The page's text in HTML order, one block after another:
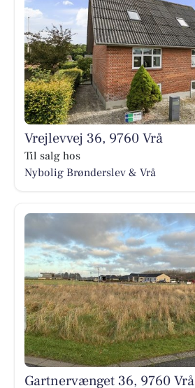
Vrejlevvej 36, 9760 Vrå
Til salg hos
Nybolig Brønderslev & Vrå
Gartnervænget 36, 9760 Vrå